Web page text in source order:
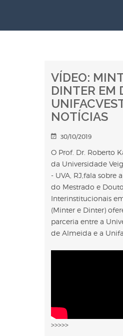
VÍDEO:
DINTER EM
NOTÍCIAS
30/10/2019
O Prof. Dr. Roberto
da Universidade
- UVA, RJ,fala sobre
do Mestrado e
Interinstitucionais
(Minter e Dinter)
parceria entre a
de Almeida e a
>>>>>